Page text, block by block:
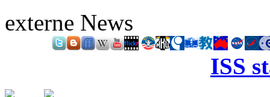
externe News
ISS